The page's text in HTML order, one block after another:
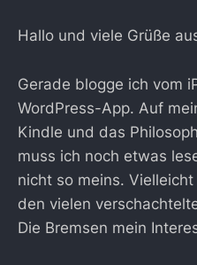
Hallo und viele Grüße
Gerade blogge ich vom
WordPress-App. Auf
Kindle und das
muss ich noch etwas
nicht so meins.
den vielen
Die Bremsen mein